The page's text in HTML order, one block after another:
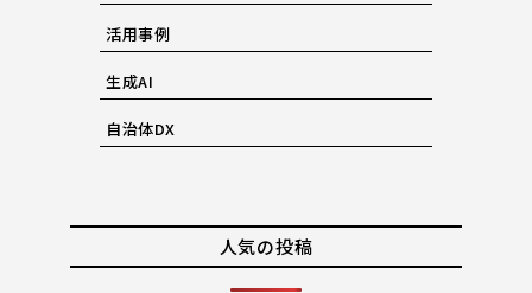
活用事例
生成AI
自治体DX
人気の投稿